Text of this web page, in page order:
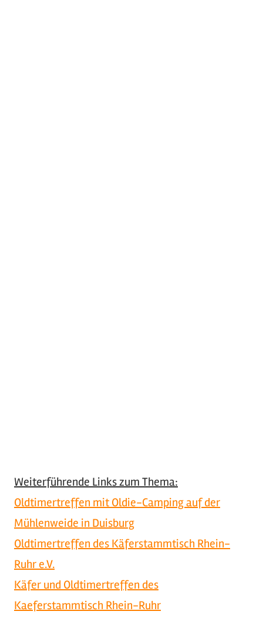
Weiterführende Links zum Thema:
Oldtimertreffen mit Oldie-Camping auf der
Mühlenweide in Duisburg
Oldtimertreffen des Käferstammtisch Rhein-
Ruhr e.V.
Käfer und Oldtimertreffen des
Kaeferstammtisch Rhein-Ruhr